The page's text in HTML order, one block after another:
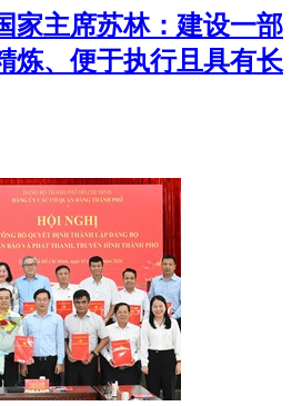
家主席苏林：建设一部
炼、便于执行且具有长